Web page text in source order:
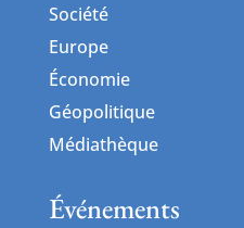
Société
Europe
Économie
Géopolitique
Médiathèque
Événements